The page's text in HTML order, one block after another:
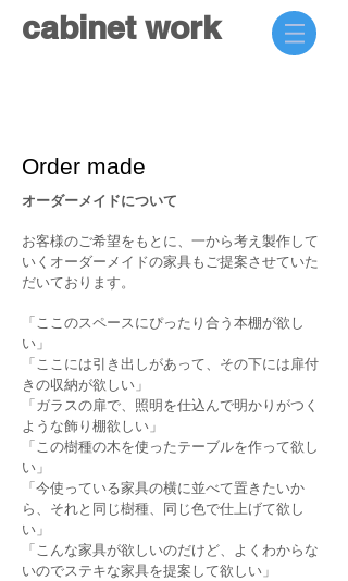
cabinet work
Order made
オーダーメイドについて
お客様のご希望をもとに、一から考え製作して
いくオーダーメイドの家具もご提案させていた
だいております。
「ここのスペースにぴったり合う本棚が欲し
い」
「ここには引き出しがあって、その下には扉付
きの収納が欲しい」
「ガラスの扉で、照明を仕込んで明かりがつく
ような飾り棚欲しい」
「この樹種の木を使ったテーブルを作って欲し
い」
「今使っている家具の横に並べて置きたいか
ら、それと同じ樹種、同じ色で仕上げて欲し
い」
「こんな家具が欲しいのだけど、よくわからな
いのでステキな家具を提案して欲しい」